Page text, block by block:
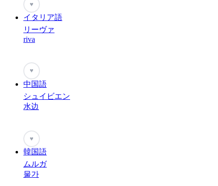
♥
イタリア語
リーヴァ
riva
♥
中国語
シュイビエン
水边
♥
韓国語
ムルガ
물가